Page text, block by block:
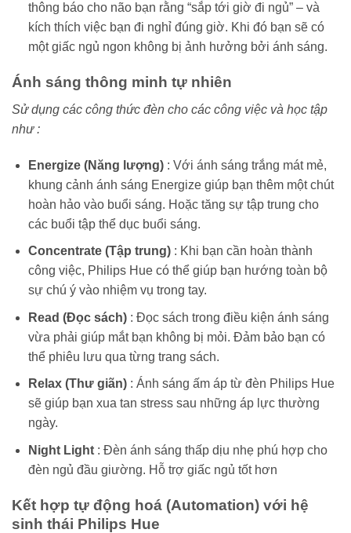
thông báo cho não bạn rằng “sắp tới giờ đi ngủ” – và
kích thích việc bạn đi nghỉ đúng giờ. Khi đó bạn sẽ có
một giấc ngủ ngon không bị ảnh hưởng bởi ánh sáng.
Ánh sáng thông minh tự nhiên
Sử dụng các công thức đèn cho các công việc và học tập
như :
Energize (Năng lượng): Với ánh sáng trắng mát mẻ,
khung cảnh ánh sáng Energize giúp bạn thêm một chút
hoàn hảo vào buổi sáng. Hoặc tăng sự tập trung cho
các buổi tập thể dục buổi sáng.
Concentrate (Tập trung): Khi bạn cần hoàn thành
công việc, Philips Hue có thể giúp bạn hướng toàn bộ
sự chú ý vào nhiệm vụ trong tay.
Read (Đọc sách): Đọc sách trong điều kiện ánh sáng
vừa phải giúp mắt bạn không bị mỏi. Đảm bảo bạn có
thể phiêu lưu qua từng trang sách.
Relax (Thư giãn): Ánh sáng ấm áp từ đèn Philips Hue
sẽ giúp bạn xua tan stress sau những áp lực thường
ngày.
Night Light: Đèn ánh sáng thấp dịu nhẹ phú hợp cho
đèn ngủ đầu giường. Hỗ trợ giấc ngủ tốt hơn
Kết hợp tự động hoá (Automation) với hệ
sinh thái Philips Hue